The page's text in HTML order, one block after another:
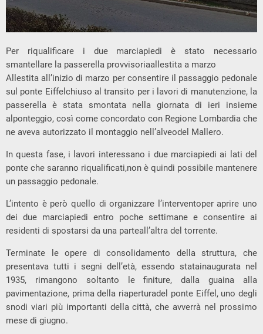
Per riqualificare i due marciapiedi è stato necessario
smantellare la passerella provvisoriaallestita a marzo
Allestita all’inizio di marzo per consentire il passaggio pedonale
sul ponte Eiffelchiuso al transito per i lavori di manutenzione, la
passerella è stata smontata nella giornata di ieri insieme
alponteggio, così come concordato con Regione Lombardia che
ne aveva autorizzato il montaggio nell’alveodel Mallero.
In questa fase, i lavori interessano i due marciapiedi ai lati del
ponte che saranno riqualificati,non è quindi possibile mantenere
un passaggio pedonale.
L’intento è però quello di organizzare l’interventoper aprire uno
dei due marciapiedi entro poche settimane e consentire ai
residenti di spostarsi da una parteall’altra del torrente.
Terminate le opere di consolidamento della struttura, che
presentava tutti i segni dell’età, essendo statainaugurata nel
1935, rimangono soltanto le finiture, dalla guaina alla
pavimentazione, prima della riaperturadel ponte Eiffel, uno degli
snodi viari più importanti della città, che avverrà nel prossimo
mese di giugno.